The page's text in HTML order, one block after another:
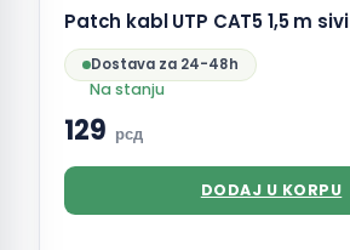
Patch kabl UTP CAT5 1,5 m sivi
Dostava za 24-48h
Na stanju
129 рсд
DODAJ U KORPU